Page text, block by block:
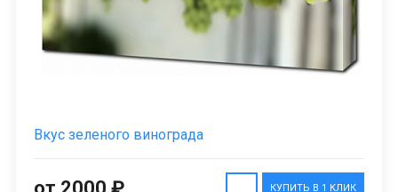
Вкус зеленого винограда
КУПИТЬ В 1 КЛИК